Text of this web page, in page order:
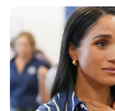
Ia mulai terlihat ‘go public’ di
Aliyah Faizah. Pacarnya
Kekayaan
Tidak diketahui pasti berapa total
kekayaannya berasal dari
YouTuber.
YouTube